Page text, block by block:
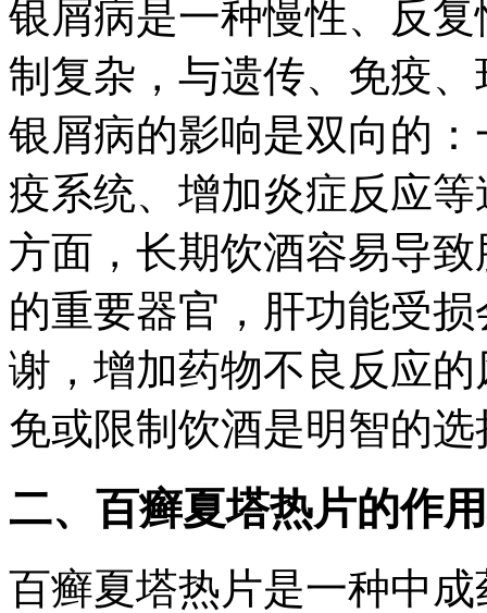
银屑病是一种慢性、反
制复杂，与遗传、免疫
银屑病的影响是双向的
疫系统、增加炎症反应
方面，长期饮酒容易导
的重要器官，肝功能受
谢，增加药物不良反应
免或限制饮酒是明智的选
二、百癣夏塔热片的作
百癣夏塔热片是一种中